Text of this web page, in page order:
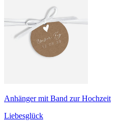
Anhänger mit Band zur Hochzeit
Liebesglück